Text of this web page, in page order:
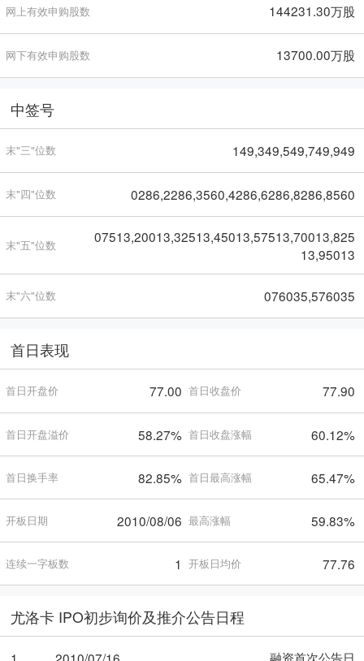
网上有效申购股数 144231.30万股
网下有效申购股数 13700.00万股
中签号
末"三"位数 149,349,549,749,949
末"四"位数 0286,2286,3560,4286,6286,8286,8560
末"五"位数
07513,20013,32513,45013,57513,70013,825
13,95013
末"六"位数 076035,576035
首日表现
首日开盘价 77.00 首日收盘价 77.90
首日开盘溢价 58.27% 首日收盘涨幅 60.12%
首日换手率 82.85% 首日最高涨幅 65.47%
开板日期 2010/08/06 最高涨幅 59.83%
连续一字板数 1 开板日均价 77.76
尤洛卡 IPO初步询价及推介公告日程
融资首次公告日